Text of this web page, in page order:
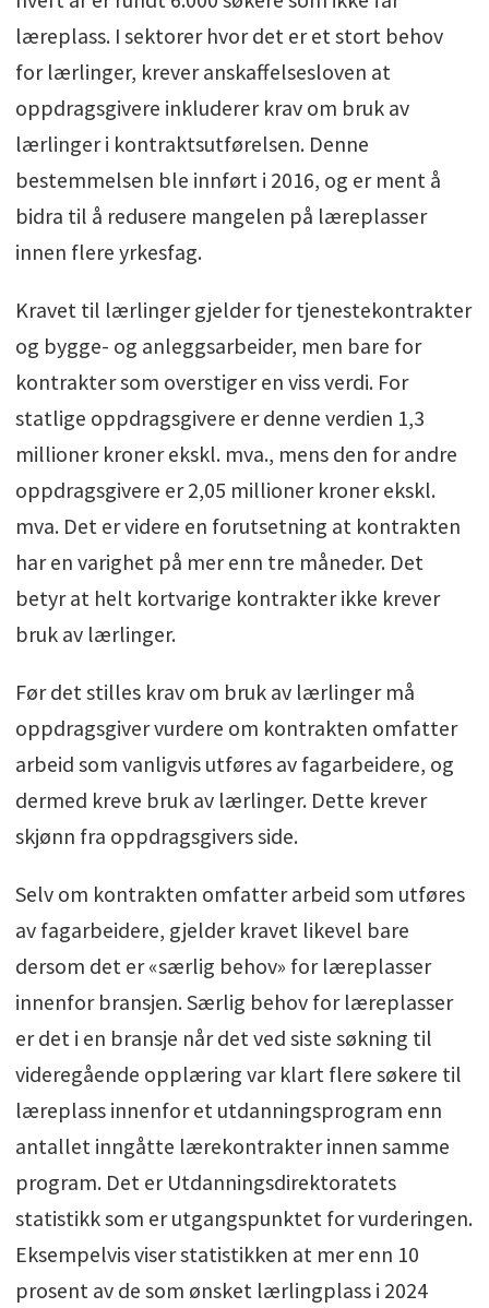
læreplass. I sektorer hvor det er et stort behov
for lærlinger, krever anskaffelsesloven at
oppdragsgivere inkluderer krav om bruk av
lærlinger i kontraktsutførelsen. Denne
bestemmelsen ble innført i 2016, og er ment å
bidra til å redusere mangelen på læreplasser
innen flere yrkesfag.
Kravet til lærlinger gjelder for tjenestekontrakter
og bygge- og anleggsarbeider, men bare for
kontrakter som overstiger en viss verdi. For
statlige oppdragsgivere er denne verdien 1,3
millioner kroner ekskl. mva., mens den for andre
oppdragsgivere er 2,05 millioner kroner ekskl.
mva. Det er videre en forutsetning at kontrakten
har en varighet på mer enn tre måneder. Det
betyr at helt kortvarige kontrakter ikke krever
bruk av lærlinger.
Før det stilles krav om bruk av lærlinger må
oppdragsgiver vurdere om kontrakten omfatter
arbeid som vanligvis utføres av fagarbeidere, og
dermed kreve bruk av lærlinger. Dette krever
skjønn fra oppdragsgivers side.
Selv om kontrakten omfatter arbeid som utføres
av fagarbeidere, gjelder kravet likevel bare
dersom det er «særlig behov» for læreplasser
innenfor bransjen. Særlig behov for læreplasser
er det i en bransje når det ved siste søkning til
videregående opplæring var klart flere søkere til
læreplass innenfor et utdanningsprogram enn
antallet inngåtte lærekontrakter innen samme
program. Det er Utdanningsdirektoratets
statistikk som er utgangspunktet for vurderingen.
Eksempelvis viser statistikken at mer enn 10
prosent av de som ønsket lærlingplass i 2024